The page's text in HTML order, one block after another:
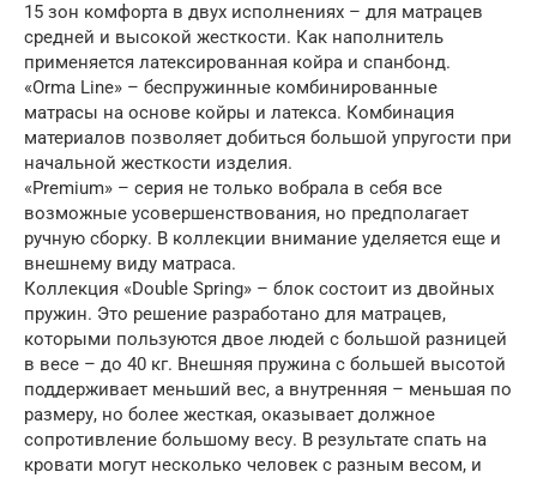
15 зон комфорта в двух исполнениях – для матрацев
средней и высокой жесткости. Как наполнитель
применяется латексированная койра и спанбонд.
«Orma Line» – беспружинные комбинированные
матрасы на основе койры и латекса. Комбинация
материалов позволяет добиться большой упругости при
начальной жесткости изделия.
«Premium» – серия не только вобрала в себя все
возможные усовершенствования, но предполагает
ручную сборку. В коллекции внимание уделяется еще и
внешнему виду матраса.
Коллекция «Double Spring» – блок состоит из двойных
пружин. Это решение разработано для матрацев,
которыми пользуются двое людей с большой разницей
в весе – до 40 кг. Внешняя пружина с большей высотой
поддерживает меньший вес, а внутренняя – меньшая по
размеру, но более жесткая, оказывает должное
сопротивление большому весу. В результате спать на
кровати могут несколько человек с разным весом, и